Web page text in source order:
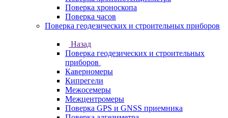
Поверка хроноскопа
Поверка часов
Поверка геодезических и строительных приборов
Назад
Поверка геодезических и строительных
приборов
Каверномеры
Кипрегели
Межосемеры
Межцентромеры
Поверка GPS и GNSS приемника